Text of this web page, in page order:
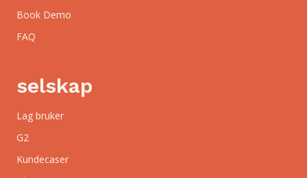
Book Demo
FAQ
selskap
Lag bruker
G2
Kundecaser